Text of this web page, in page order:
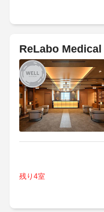
ReLabo
残り4室